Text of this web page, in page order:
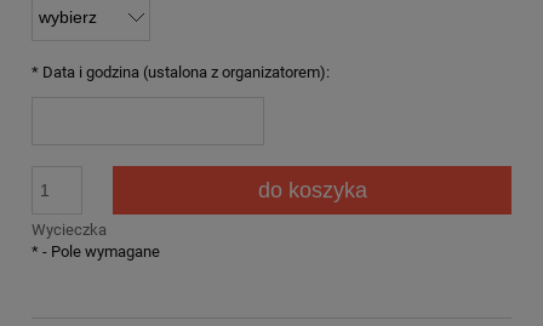
*Data i godzina (ustalona z organizatorem):
Wycieczka
do koszyka
*- Pole wymagane